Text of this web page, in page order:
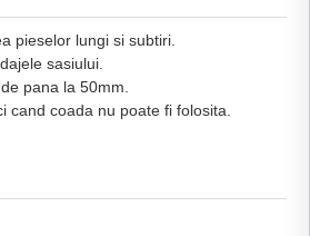
pieselor lungi si subtiri.
sasiului.
pana la 50mm.
cand coada nu poate fi folosita.